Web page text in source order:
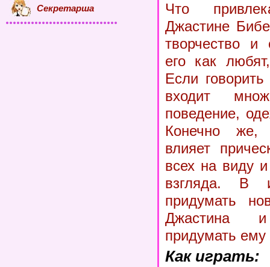
Что
Джастине
творчество и
его как
Если
входит
поведение,
Конечно
влияет
всех на виду
взгляда. В
придумать
Джастина
придумать
Как играть:
Секретарша